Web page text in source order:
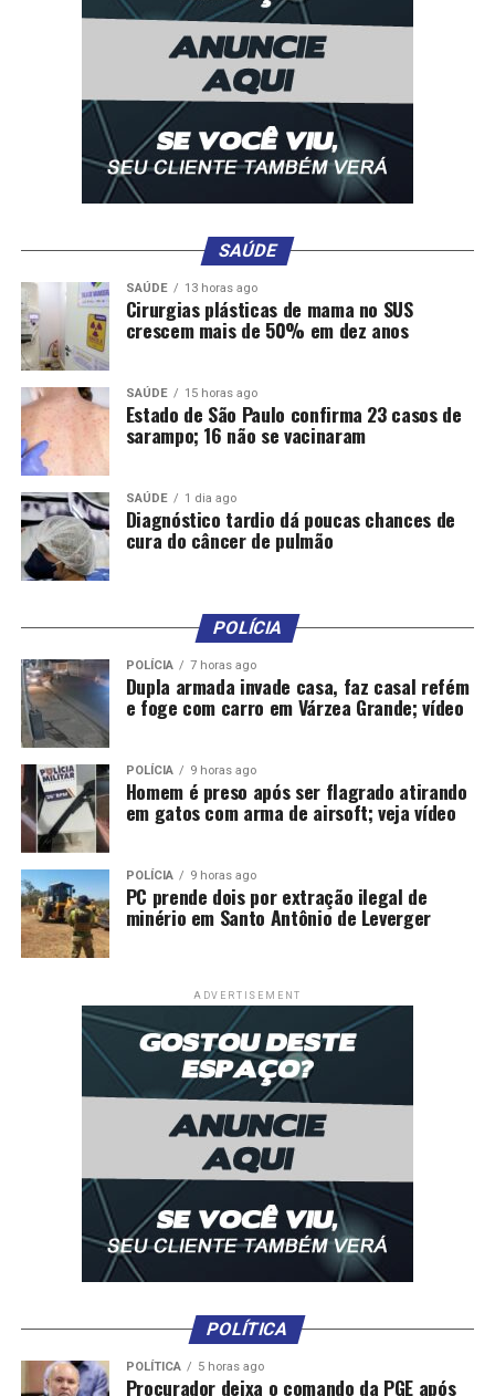
SAÚDE
SAÚDE 13 horas ago
Cirurgias plásticas de mama no SUS
crescem mais de 50% em dez anos
SAÚDE 15 horas ago
Estado de São Paulo confirma 23 casos de
sarampo; 16 não se vacinaram
SAÚDE 1 dia ago
Diagnóstico tardio dá poucas chances de
cura do câncer de pulmão
POLÍCIA
POLÍCIA 7 horas ago
Dupla armada invade casa, faz casal refém
e foge com carro em Várzea Grande; vídeo
POLÍCIA 9 horas ago
Homem é preso após ser flagrado atirando
em gatos com arma de airsoft; veja vídeo
POLÍCIA 9 horas ago
PC prende dois por extração ilegal de
minério em Santo Antônio de Leverger
ADVERTISEMENT
POLÍTICA
POLÍTICA 5 horas ago
Procurador deixa o comando da PGE após